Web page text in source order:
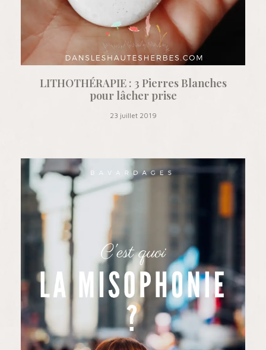
LITHOTHÉRAPIE : 3 Pierres Blanches
pour lâcher prise
23 juillet 2019